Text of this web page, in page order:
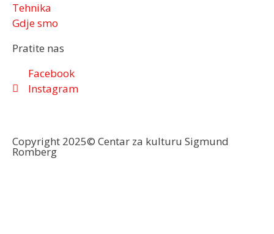
Tehnika
Gdje smo
Pratite nas
Facebook
Instagram
Copyright 2025© Centar za kulturu Sigmund
Romberg